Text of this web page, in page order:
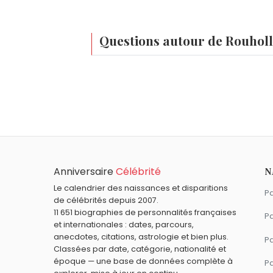
Questions autour de
Desmond Tutu,
AnniversaireCélébrité
Le calendrier des naissances et disparitions
de célébrités depuis 2007.
11 651 biographies de personnalités françaises
et internationales : dates, parcours,
anecdotes, citations, astrologie et bien plus.
Classées par date, catégorie, nationalité et
époque — une base de données complète à